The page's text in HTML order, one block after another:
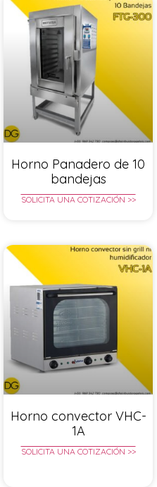
Horno Panadero de 10
bandejas
SOLICITA UNA COTIZACIÓN >>
Horno convector VHC-
1A
SOLICITA UNA COTIZACIÓN >>